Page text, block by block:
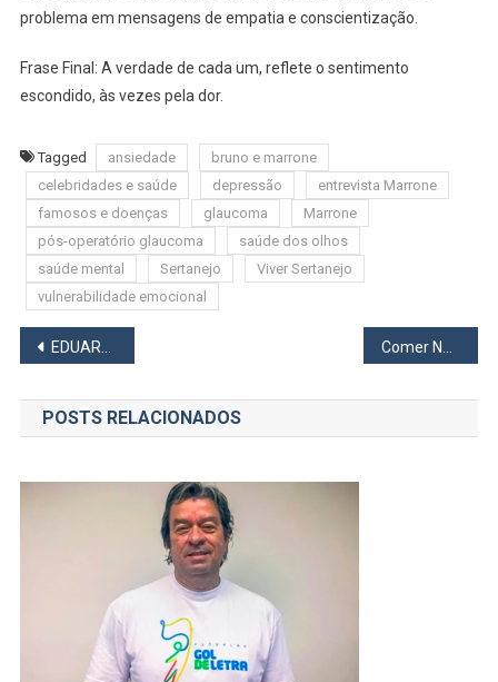
problema em mensagens de empatia e conscientização.
Frase Final: A verdade de cada um, reflete o sentimento
escondido, às vezes pela dor.
Tagged ansiedade
bruno e marrone
celebridades e saúde
depressão
entrevista Marrone
famosos e doenças
glaucoma
Marrone
pós-operatório glaucoma
saúde dos olhos
saúde mental
Sertanejo
Viver Sertanejo
vulnerabilidade emocional
Navegação
de
Post
EDUARDO MINC
POSTS RELACIONADOS